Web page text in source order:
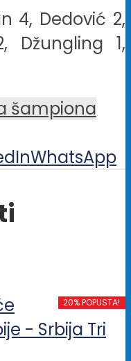
4, Dedović 2,
Džungling 1,
šampiona
WhatsApp
20% POPUSTA!